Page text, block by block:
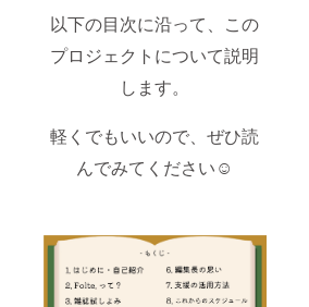
以下の目次に沿って、この
プロジェクトについて説明
します。
軽くでもいいので、ぜひ読
んでみてください☺︎